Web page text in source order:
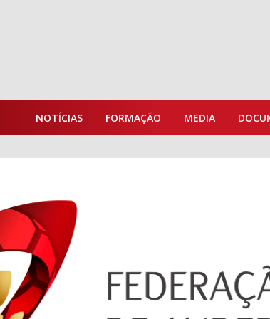
NOTÍCIAS FORMAÇÃO MEDIA